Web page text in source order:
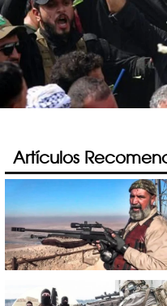
Artículos